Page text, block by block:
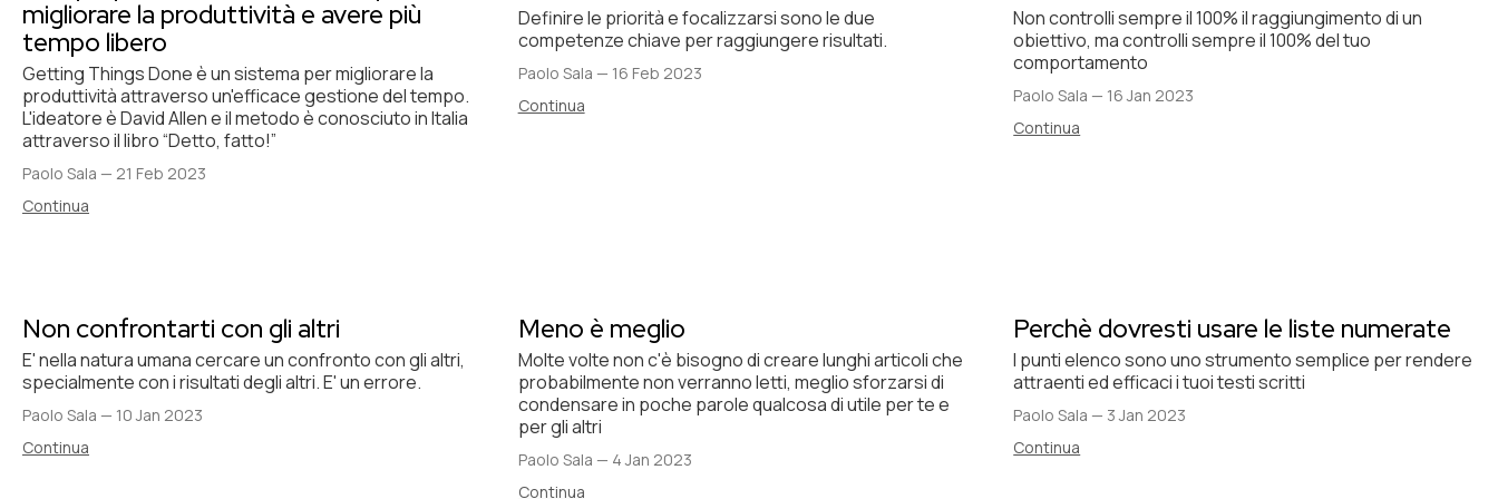
migliorare la produttività e avere più
tempo libero
Getting Things Done è un sistema per migliorare la
produttività attraverso un'efficace gestione del tempo.
L'ideatore è David Allen e il metodo è conosciuto in Italia
attraverso il libro “Detto, fatto!”
Paolo Sala — 21 Feb 2023
Continua
Definire le priorità e focalizzarsi sono le due
competenze chiave per raggiungere risultati.
Paolo Sala — 16 Feb 2023
Continua
Non controlli sempre il 100% il raggiungimento di un
obiettivo, ma controlli sempre il 100% del tuo
comportamento
Paolo Sala — 16 Jan 2023
Continua
Non confrontarti con gli altri
E' nella natura umana cercare un confronto con gli altri,
specialmente con i risultati degli altri. E' un errore.
Paolo Sala — 10 Jan 2023
Continua
Meno è meglio
Molte volte non c'è bisogno di creare lunghi articoli che
probabilmente non verranno letti, meglio sforzarsi di
condensare in poche parole qualcosa di utile per te e
per gli altri
Paolo Sala — 4 Jan 2023
Continua
Perchè dovresti usare le liste numerate
I punti elenco sono uno strumento semplice per rendere
attraenti ed efficaci i tuoi testi scritti
Paolo Sala — 3 Jan 2023
Continua